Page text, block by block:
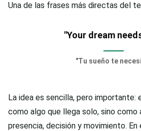
Una de las frases más directas del
"Your dream
"Tu sueño te
La idea es sencilla, pero importante:
como algo que llega solo, sino como
presencia, decisión y movimiento. En